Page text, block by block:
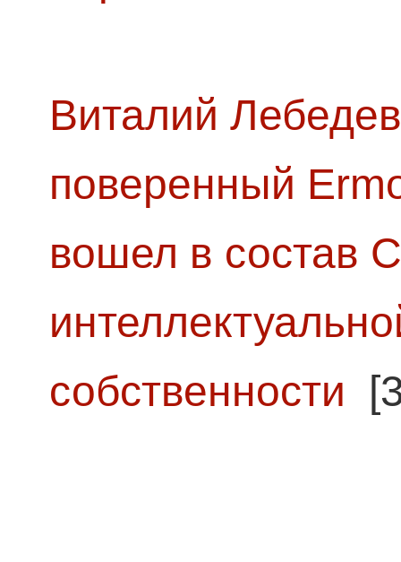
Виталий
поверенный
вошел в состав
собственности